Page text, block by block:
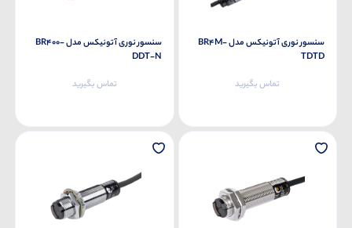
سنسور نوری آتونیکس مدل BR4M-
TDTD
تماس بگیرید
سنسور نوری آتونیکس مدل BR400-
DDT-N
تماس بگیرید